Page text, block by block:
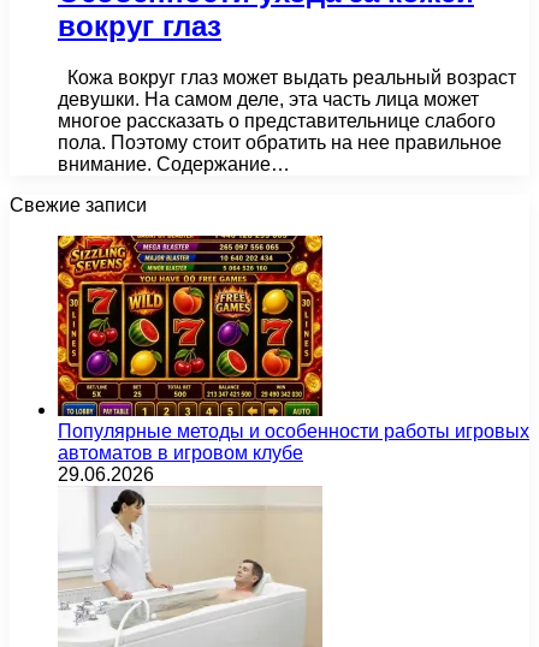
вокруг глаз
Кожа вокруг глаз может выдать реальный возраст
девушки. На самом деле, эта часть лица может
многое рассказать о представительнице слабого
пола. Поэтому стоит обратить на нее правильное
внимание. Содержание…
Свежие записи
Популярные методы и особенности работы игровых
автоматов в игровом клубе
29.06.2026